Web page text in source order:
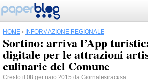
HOME › INFORMAZIONE REGIONALE
Sortino: arriva l’App
digitale per le attrazioni
culinarie del Comune
Creato il 08 gennaio 2015 da Giornalesiracusa